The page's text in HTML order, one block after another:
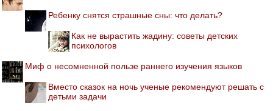
Ребенку снятся страшные сны: что делать?
Как не вырастить жадину: советы детских
психологов
Миф о несомненной пользе раннего изучения языков
Вместо сказок на ночь ученые рекомендуют решать с
детьми задачи